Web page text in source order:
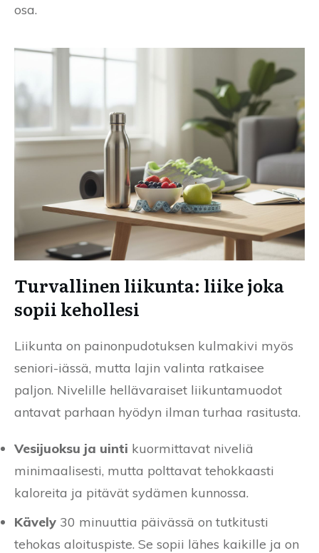
osa.
Turvallinen liikunta: liike joka
sopii kehollesi
Liikunta on painonpudotuksen kulmakivi myös
seniori-iässä, mutta lajin valinta ratkaisee
paljon. Nivelille hellävaraiset liikuntamuodot
antavat parhaan hyödyn ilman turhaa rasitusta.
Vesijuoksu ja uinti kuormittavat niveliä
minimaalisesti, mutta polttavat tehokkaasti
kaloreita ja pitävät sydämen kunnossa.
Kävely 30 minuuttia päivässä on tutkitusti
tehokas aloituspiste. Se sopii lähes kaikille ja on